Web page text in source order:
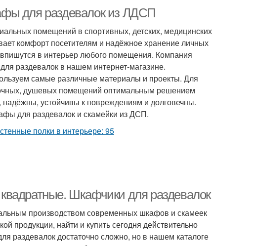
для раздевалок из ЛДСП
помещений в спортивных, детских, медицинских
комфорт посетителям и надёжное хранение личных
в интерьер любого помещения. Компания
раздевалок в нашем интернет-магазине.
самые различные материалы и проекты. Для
душевых помещений оптимальным решением
устойчивы к повреждениям и долговечны.
для раздевалок и скамейки из ДСП.
Шкафчики для раздевалок
производством современных шкафов и скамеек
продукции, найти и купить сегодня действительно
достаточно сложно, но в нашем каталоге